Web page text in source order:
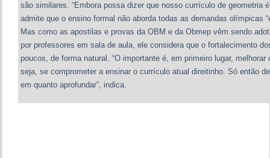
são similares. “Embora possa dizer que nosso currículo de geometria
admite que o ensino formal não aborda todas as demandas olímpicas
Mas como as apostilas e provas da OBM e da Obmep vêm sendo
por professores em sala de aula, ele considera que o fortalecimento
poucos, de forma natural. “O importante é, em primeiro lugar,
seja, se comprometer a ensinar o currículo atual direitinho. Só então
em quanto aprofundar”, indica.